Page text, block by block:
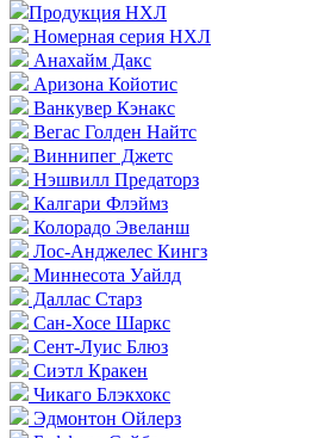
Продукция НХЛ
Номерная серия НХЛ
Анахайм Дакс
Аризона Койотис
Ванкувер Кэнакс
Вегас Голден Найтс
Виннипег Джетс
Нэшвилл Предаторз
Калгари Флэймз
Колорадо Эвеланш
Лос-Анджелес Кингз
Миннесота Уайлд
Даллас Старз
Сан-Хосе Шаркс
Сент-Луис Блюз
Сиэтл Кракен
Чикаго Блэкхокс
Эдмонтон Ойлерз